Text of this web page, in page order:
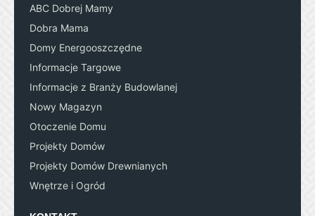
ABC Dobrej Mamy
Dobra Mama
Domy Energooszczędne
Informacje Targowe
Informacje z Branży Budowlanej
Nowy Magazyn
Otoczenie Domu
Projekty Domów
Projekty Domów Drewnianych
Wnętrze i Ogród